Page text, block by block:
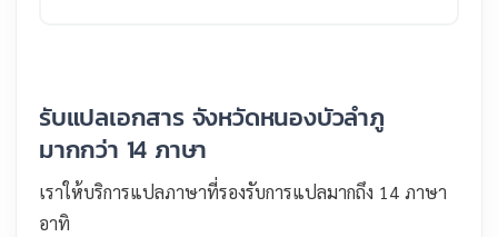
รับแปลเอกสาร จังหวัดหนองบัวลำภู
มากกว่า 14 ภาษา
เราให้บริการแปลภาษาที่รองรับการแปลมากถึง 14 ภาษา
อาทิ